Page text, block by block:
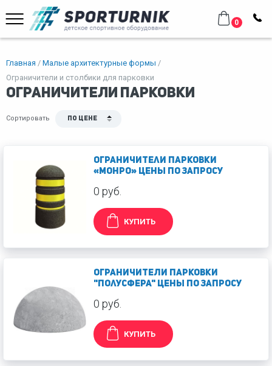
0
Главная
Малые архитектурные формы
Ограничители и столбики для парковки
ОГРАНИЧИТЕЛИ ПАРКОВКИ
Сортировать По цене
Ограничители парковки
«Монро» ЦЕНЫ ПО ЗАПРОСУ
0 руб.
КУПИТЬ
ОГРАНИЧИТЕЛИ ПАРКОВКИ
"Полусфера" ЦЕНЫ ПО ЗАПРОСУ
0 руб.
КУПИТЬ